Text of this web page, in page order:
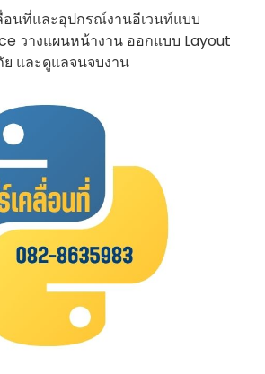
อนที่และอุปกรณ์งานอีเวนท์แบบ
วางแผนหน้างาน ออกแบบ Layout
และดูแลจนจบงาน